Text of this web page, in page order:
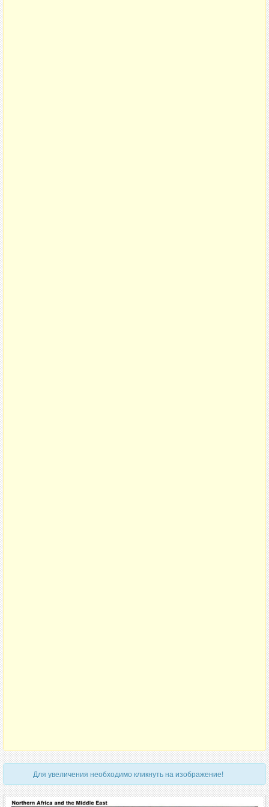
Для увеличения необходимо кликнуть на изображение!